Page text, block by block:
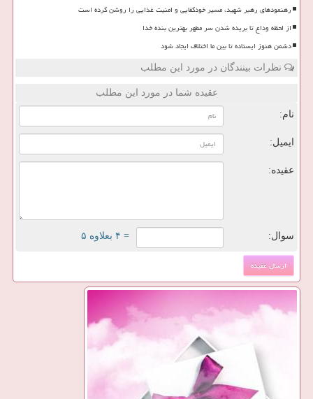
رهنمودهای رهبر شهید، مسیر خودکفایی و امنیت غذایی را روشن کرده است
از لحظه وداع تا بریده شدن سر مطهر بهترین بنده خدا
دشمن هنوز ایستاده تا بین ما اختلاف ایجاد شود
نظرات بینندگان در مورد این مطلب
عقیده شما در مورد این مطلب
نام:
ایمیل:
عقیده:
سوال: = ۴ بعلاوه ۵